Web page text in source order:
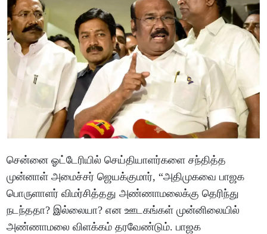
சென்னை ஓட்டேரியில் செய்தியாளர்களை சந்தித்த
முன்னாள் அமைச்சர் ஜெயக்குமார், “அதிமுகவை பாஜக
பொருளாளர் விமர்சித்தது அண்ணாமலைக்கு தெரிந்து
நடந்ததா? இல்லையா? என ஊடகங்கள் முன்னிலையில்
அண்ணாமலை விளக்கம் தரவேண்டும். பாஜக